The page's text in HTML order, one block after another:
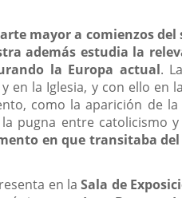
mayor a comienzos del
además estudia la
la Europa actual.
en la Iglesia, y con ello
como la aparición de
pugna entre catolicismo
en que transitaba
en laSala de